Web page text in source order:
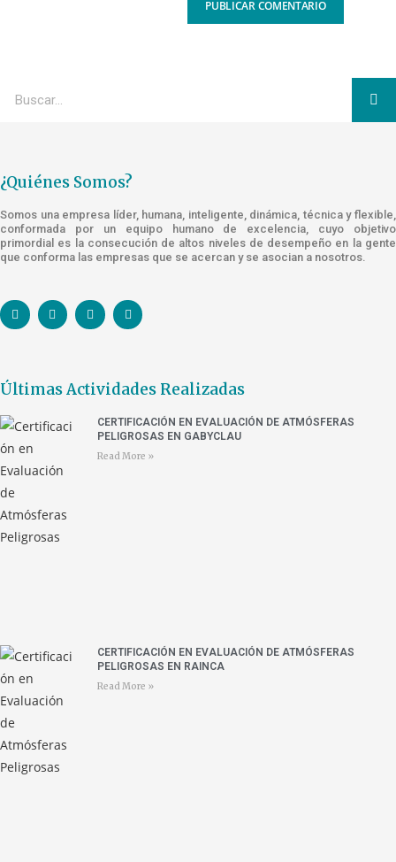
¿Quiénes Somos?
Somos una empresa líder, humana, inteligente, dinámica, técnica y flexible,
conformada por un equipo humano de excelencia, cuyo objetivo
primordial es la consecución de altos niveles de desempeño en la gente
que conforma las empresas que se acercan y se asocian a nosotros.
Últimas Actividades Realizadas
CERTIFICACIÓN EN EVALUACIÓN DE ATMÓSFERAS
PELIGROSAS EN GABYCLAU
Read More »
CERTIFICACIÓN EN EVALUACIÓN DE ATMÓSFERAS
PELIGROSAS EN RAINCA
Read More »